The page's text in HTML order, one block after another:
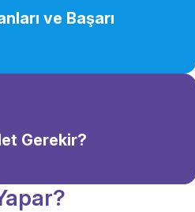
ve Başarı
Gerekir?